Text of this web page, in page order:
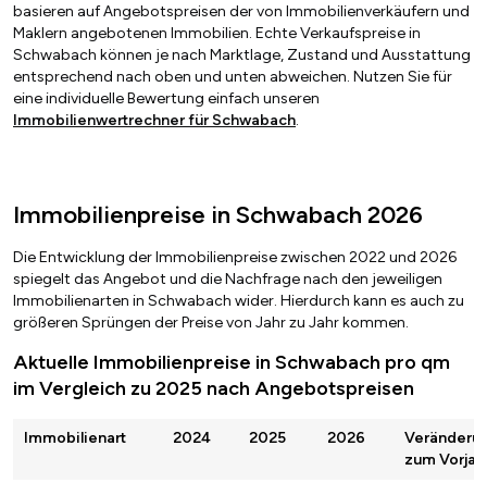
basieren auf Angebotspreisen der von Immobilienverkäufern und
Maklern angebotenen Immobilien. Echte Verkaufspreise in
Schwabach können je nach Marktlage, Zustand und Ausstattung
entsprechend nach oben und unten abweichen. Nutzen Sie für
eine individuelle Bewertung einfach unseren
Immobilienwertrechner für Schwabach.
Immobilienpreise in Schwabach 2026
Die Entwicklung der Immobilienpreise zwischen 2022 und 2026
spiegelt das Angebot und die Nachfrage nach den jeweiligen
Immobilienarten in Schwabach wider. Hierdurch kann es auch zu
größeren Sprüngen der Preise von Jahr zu Jahr kommen.
Aktuelle Immobilienpreise in Schwabach pro qm
im Vergleich zu 2025 nach Angebotspreisen
Immobilienart 2024 2025 2026
zum